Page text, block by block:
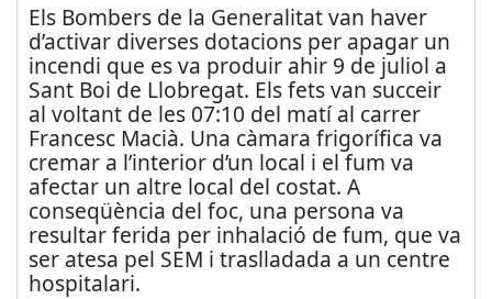
Els Bombers de la Generalitat van haver
d’activar diverses dotacions per apagar un
incendi que es va produir ahir 9 de juliol a
Sant Boi de Llobregat. Els fets van succeir
al voltant de les 07:10 del matí al carrer
Francesc Macià. Una càmara frigorífica va
cremar a l’interior d’un local i el fum va
afectar un altre local del costat. A
conseqüència del foc, una persona va
resultar ferida per inhalació de fum, que va
ser atesa pel SEM i traslladada a un centre
hospitalari.